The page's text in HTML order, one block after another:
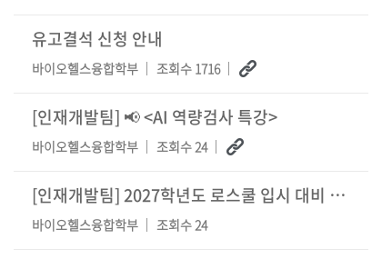
유고결석 신청 안내
바이오헬스융합학부 조회수 1716
[인재개발팀] 📢 <AI 역량검사 특강>
바이오헬스융합학부 조회수 24
[인재개발팀] 2027학년도 로스쿨 입시 대비 자기소개서 특강 및 면담 신청 안내
바이오헬스융합학부 조회수 24